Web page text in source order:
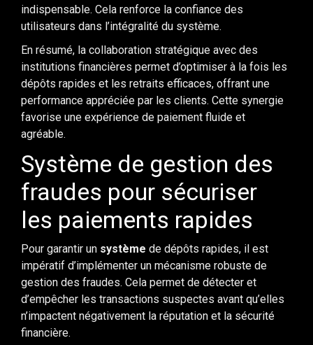
indispensable. Cela renforce la confiance des
utilisateurs dans l’intégralité du système.
En résumé, la collaboration stratégique avec des
institutions financières permet d’optimiser à la fois les
dépôts rapides et les retraits efficaces, offrant une
performance appréciée par les clients. Cette synergie
favorise une expérience de paiement fluide et
agréable.
Système de gestion des
fraudes pour sécuriser
les paiements rapides
Pour garantir un système de dépôts rapides, il est
impératif d’implémenter un mécanisme robuste de
gestion des fraudes. Cela permet de détecter et
d’empêcher les transactions suspectes avant qu’elles
n’impactent négativement la réputation et la sécurité
financière.